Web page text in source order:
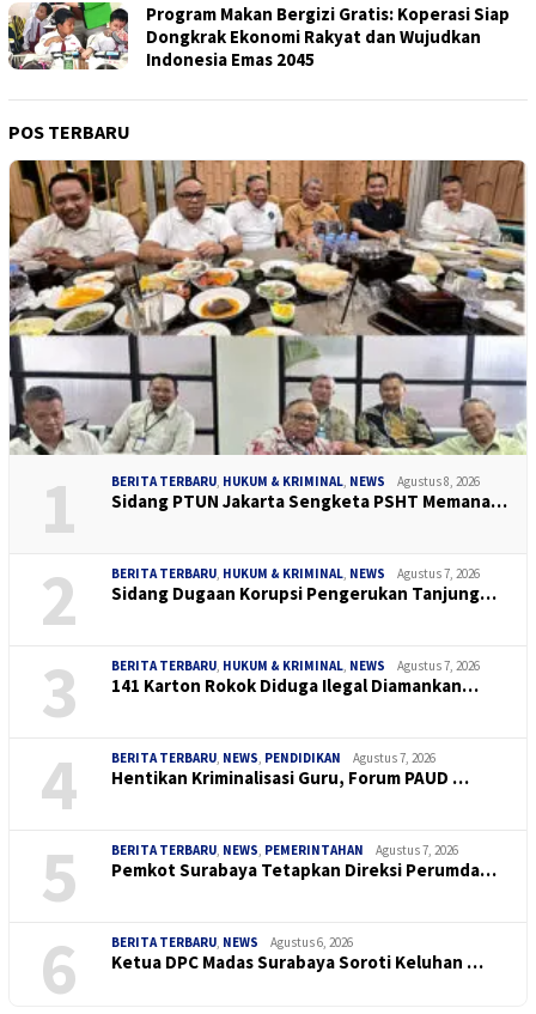
Program Makan Bergizi Gratis: Koperasi Siap
Dongkrak Ekonomi Rakyat dan Wujudkan
Indonesia Emas 2045
POS TERBARU
1 BERITA TERBARU HUKUM & KRIMINAL NEWS Agustus 8, 2026
Sidang PTUN Jakarta Sengketa PSHT Memana…
2 BERITA TERBARU HUKUM & KRIMINAL NEWS Agustus 7, 2026
Sidang Dugaan Korupsi Pengerukan Tanjung…
3 BERITA TERBARU HUKUM & KRIMINAL NEWS Agustus 7, 2026
141 Karton Rokok Diduga Ilegal Diamankan…
4 BERITA TERBARU NEWS PENDIDIKAN Agustus 7, 2026
Hentikan Kriminalisasi Guru, Forum PAUD …
5 BERITA TERBARU NEWS PEMERINTAHAN Agustus 7, 2026
Pemkot Surabaya Tetapkan Direksi Perumda…
6 BERITA TERBARU NEWS Agustus 6, 2026
Ketua DPC Madas Surabaya Soroti Keluhan …